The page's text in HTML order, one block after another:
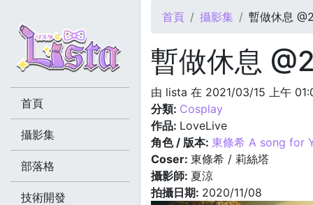
您在這裡
首頁 攝影集 暫做休息
暫做休息
由 lista 在 2021/03/15 上午
分類: Cosplay
作品: LoveLive
角色 / 版本: 東條希 A song for
Coser: 東條希 / 莉絲塔
攝影師: 夏涼
拍攝日期: 2020/11/08
首頁
攝影集
部落格
技術開發